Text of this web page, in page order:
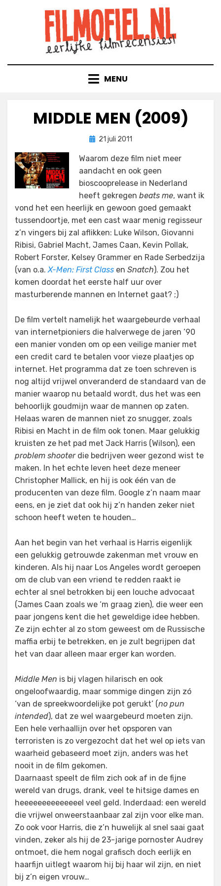
MENU
MIDDLE MEN (2009)
door Filmofiel.nl
Geplaatst
21 juli 2011
Waarom deze film niet meer
aandacht en ook geen
bioscooprelease in Nederland
heeft gekregen beats me, want ik
vond het een heerlijk en gewoon goed gemaakt
tussendoortje, met een cast waar menig regisseur
z’n vingers bij zal aflikken: Luke Wilson, Giovanni
Ribisi, Gabriel Macht, James Caan, Kevin Pollak,
Robert Forster, Kelsey Grammer en Rade Serbedzija
(van o.a.X-Men: First Class en Snatch). Zou het
komen doordat het eerste half uur over
masturberende mannen en Internet gaat? ;)
De film vertelt namelijk het waargebeurde verhaal
van internetpioniers die halverwege de jaren ’90
een manier vonden om op een veilige manier met
een credit card te betalen voor vieze plaatjes op
internet. Het programma dat ze toen schreven is
nog altijd vrijwel onveranderd de standaard van de
manier waarop nu betaald wordt, dus het was een
behoorlijk goudmijn waar de mannen op zaten.
Helaas waren de mannen niet zo snugger, zoals
Ribisi en Macht in de film ook tonen. Maar gelukkig
kruisten ze het pad met Jack Harris (Wilson), een
problem shooterdie bedrijven weer gezond wist te
maken. In het echte leven heet deze meneer
Christopher Mallick, en hij is ook één van de
producenten van deze film. Google z’n naam maar
eens, en je ziet dat ook hij z’n handen zeker niet
schoon heeft weten te houden…
Aan het begin van het verhaal is Harris eigenlijk
een gelukkig getrouwde zakenman met vrouw en
kinderen. Als hij naar Los Angeles wordt geroepen
om de club van een vriend te redden raakt ie
echter al snel betrokken bij een louche advocaat
(James Caan zoals we ‘m graag zien), die weer een
paar jongens kent die het geweldige idee hebben.
Ze zijn echter al zo stom geweest om de Russische
maffia erbij te betrekken, en je zult begrijpen dat
het van daar alleen maar erger kan worden.
Middle Men is bij vlagen hilarisch en ook
ongeloofwaardig, maar sommige dingen zijn zó
‘van de spreekwoordelijke pot gerukt’ (no pun
intended), dat ze wel waargebeurd moeten zijn.
Een hele verhaallijn over het opsporen van
terroristen is zo vergezocht dat het wel op iets van
waarheid gebaseerd moet zijn, anders was het
nooit in de film gekomen.
Daarnaast speelt de film zich ook af in de fijne
wereld van drugs, drank, veel te hitsige dames en
heeeeeeeeeeeeeel veel geld. Inderdaad: een wereld
die vrijwel onweerstaanbaar zal zijn voor elke man.
Zo ook voor Harris, die z’n huwelijk al snel saai gaat
vinden, zeker als hij de 23-jarige pornoster Audrey
ontmoet, die hem nogal grafisch doch eerlijk en
haarfijn uitlegt waarom hij bij haar wil zijn, en niet
bij z’n eigen vrouw…